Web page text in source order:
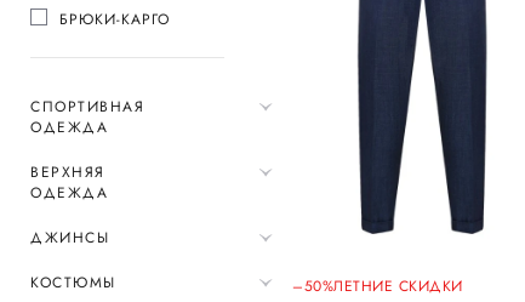
БРЮКИ-КАРГО
СПОРТИВНАЯ
ОДЕЖДА
ВЕРХНЯЯ
ОДЕЖДА
ДЖИНСЫ
КОСТЮМЫ –50%ЛЕТНИЕ СКИДКИ